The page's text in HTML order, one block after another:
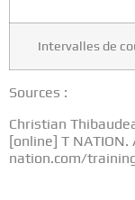
Intervalles de
Sources :
Christian
[online] T
nation.com/